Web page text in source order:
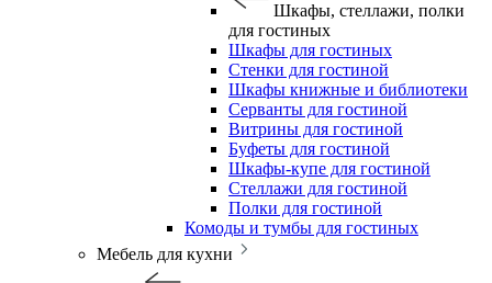
Шкафы, стеллажи, полки
для гостиных
Шкафы для гостиных
Стенки для гостиной
Шкафы книжные и библиотеки
Серванты для гостиной
Витрины для гостиной
Буфеты для гостиной
Шкафы-купе для гостиной
Стеллажи для гостиной
Полки для гостиной
Комоды и тумбы для гостиных
Мебель для кухни